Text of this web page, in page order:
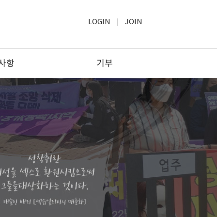
LOGIN JOIN
항
항
고
기부
모금윤리
기부하기